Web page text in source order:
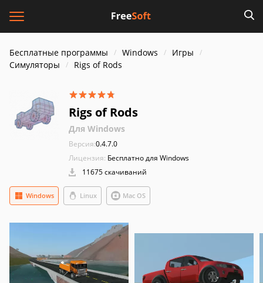
Бесплатные программы Windows
Игры
Симуляторы
Rigs of Rods
Rigs of Rods
Для Windows
Версия:0.4.7.0
Лицензия: Бесплатно для Windows
11675 скачиваний
Windows Linux Mac OS